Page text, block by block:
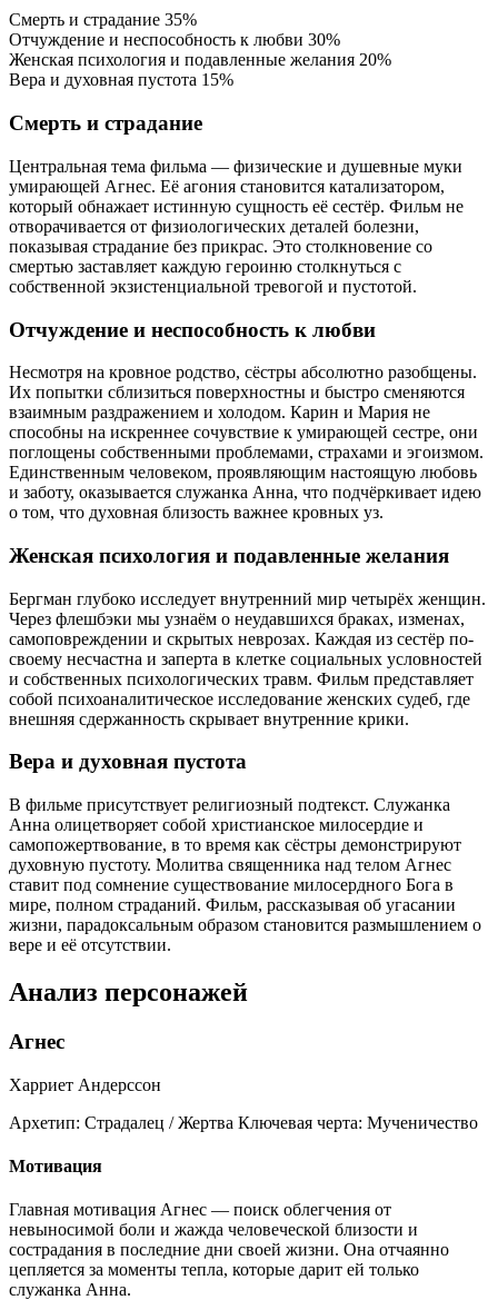
Смерть и страдание 35%
Отчуждение и неспособность к любви 30%
Женская психология и подавленные желания 20%
Вера и духовная пустота 15%
Смерть и страдание
Центральная тема фильма — физические и душевные муки
умирающей Агнес. Её агония становится катализатором,
который обнажает истинную сущность её сестёр. Фильм не
отворачивается от физиологических деталей болезни,
показывая страдание без прикрас. Это столкновение со
смертью заставляет каждую героиню столкнуться с
собственной экзистенциальной тревогой и пустотой.
Отчуждение и неспособность к любви
Несмотря на кровное родство, сёстры абсолютно разобщены.
Их попытки сблизиться поверхностны и быстро сменяются
взаимным раздражением и холодом. Карин и Мария не
способны на искреннее сочувствие к умирающей сестре, они
поглощены собственными проблемами, страхами и эгоизмом.
Единственным человеком, проявляющим настоящую любовь
и заботу, оказывается служанка Анна, что подчёркивает идею
о том, что духовная близость важнее кровных уз.
Женская психология и подавленные желания
Бергман глубоко исследует внутренний мир четырёх женщин.
Через флешбэки мы узнаём о неудавшихся браках, изменах,
самоповреждении и скрытых неврозах. Каждая из сестёр по-
своему несчастна и заперта в клетке социальных условностей
и собственных психологических травм. Фильм представляет
собой психоаналитическое исследование женских судеб, где
внешняя сдержанность скрывает внутренние крики.
Вера и духовная пустота
В фильме присутствует религиозный подтекст. Служанка
Анна олицетворяет собой христианское милосердие и
самопожертвование, в то время как сёстры демонстрируют
духовную пустоту. Молитва священника над телом Агнес
ставит под сомнение существование милосердного Бога в
мире, полном страданий. Фильм, рассказывая об угасании
жизни, парадоксальным образом становится размышлением о
вере и её отсутствии.
Анализ персонажей
Агнес
Харриет Андерссон
Архетип: Страдалец / Жертва Ключевая черта: Мученичество
Мотивация
Главная мотивация Агнес — поиск облегчения от
невыносимой боли и жажда человеческой близости и
сострадания в последние дни своей жизни. Она отчаянно
цепляется за моменты тепла, которые дарит ей только
служанка Анна.